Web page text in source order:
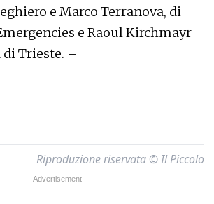
e Marco Terranova, di
e Raoul Kirchmayr
di Trieste. –
Riproduzione riservata © Il Piccolo